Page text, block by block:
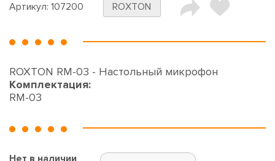
Артикул: 107200 ROXTON
ROXTON RM-03 - Настольный микрофон
Комплектация:
RM-03